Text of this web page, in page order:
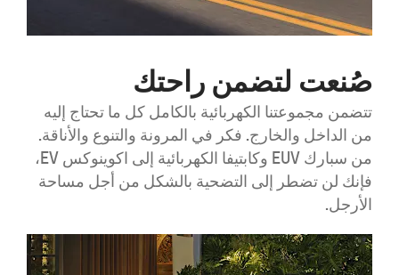
صُنعت لتضمن راحتك
تتضمن مجموعتنا الكهربائية بالكامل كل ما تحتاج إليه
من الداخل والخارج. فكر في المرونة والتنوع والأناقة.
من سبارك EUV وكابتيفا الكهربائية إلى اكوينوكس EV،
فإنك لن تضطر إلى التضحية بالشكل من أجل مساحة
الأرجل.